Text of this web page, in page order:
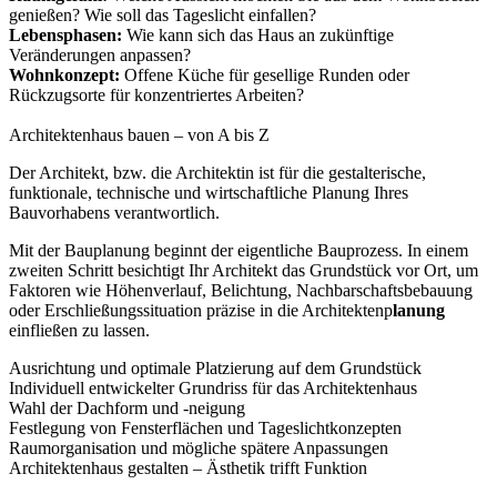
genießen? Wie soll das Tageslicht einfallen?
Lebensphasen: Wie kann sich das Haus an zukünftige
Veränderungen anpassen?
Wohnkonzept: Offene Küche für gesellige Runden oder
Rückzugsorte für konzentriertes Arbeiten?
Architektenhaus bauen – von A bis Z
Der Architekt, bzw. die Architektin ist für die gestalterische,
funktionale, technische und wirtschaftliche Planung Ihres
Bauvorhabens verantwortlich.
Mit der Bauplanung beginnt der eigentliche Bauprozess. In einem
zweiten Schritt besichtigt Ihr Architekt das Grundstück vor Ort, um
Faktoren wie Höhenverlauf, Belichtung, Nachbarschaftsbebauung
oder Erschließungssituation präzise in die Architektenplanung
einfließen zu lassen.
Ausrichtung und optimale Platzierung auf dem Grundstück
Individuell entwickelterGrundriss für das Architektenhaus
Wahl der Dachform und -neigung
Festlegung von Fensterflächen und Tageslichtkonzepten
Raumorganisation und mögliche spätere Anpassungen
Architektenhaus gestalten – Ästhetik trifft Funktion